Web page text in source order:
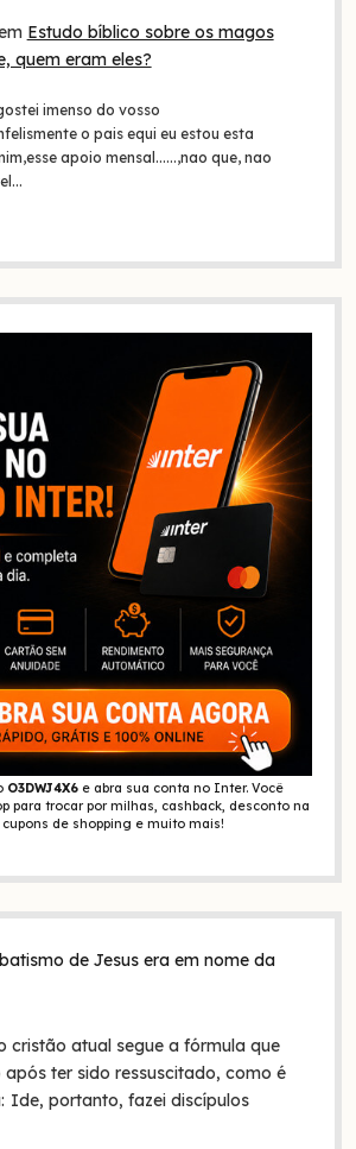
Estudo bíblico sobre os magos
quem eram eles?
imenso do vosso
o pais equi eu estou esta
apoio mensal......,nao que, nao
O3DWJ4X6 e abra sua conta no Inter. Você
para trocar por milhas, cashback, desconto na
de shopping e muito mais!
de Jesus era em nome da
cristão atual segue a fórmula que
ter sido ressuscitado, como é
Ide, portanto, fazei discípulos